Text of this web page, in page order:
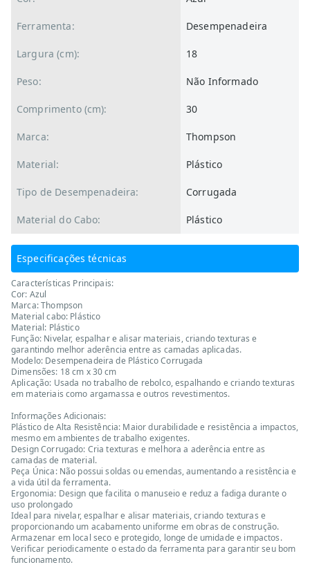
Ferramenta: Desempenadeira
Largura (cm): 18
Peso: Não Informado
Comprimento (cm): 30
Marca: Thompson
Material: Plástico
Tipo de Desempenadeira: Corrugada
Material do Cabo: Plástico
Especificações técnicas
Características Principais:
Cor: Azul
Marca: Thompson
Material cabo: Plástico
Material: Plástico
Função: Nivelar, espalhar e alisar materiais, criando texturas e
garantindo melhor aderência entre as camadas aplicadas.
Modelo: Desempenadeira de Plástico Corrugada
Dimensões: 18 cm x 30 cm
Aplicação: Usada no trabalho de rebolco, espalhando e criando texturas
em materiais como argamassa e outros revestimentos.
Informações Adicionais:
Plástico de Alta Resistência: Maior durabilidade e resistência a impactos,
mesmo em ambientes de trabalho exigentes.
Design Corrugado: Cria texturas e melhora a aderência entre as
camadas de material.
Peça Única: Não possui soldas ou emendas, aumentando a resistência e
a vida útil da ferramenta.
Ergonomia: Design que facilita o manuseio e reduz a fadiga durante o
uso prolongado
Ideal para nivelar, espalhar e alisar materiais, criando texturas e
proporcionando um acabamento uniforme em obras de construção.
Armazenar em local seco e protegido, longe de umidade e impactos.
Verificar periodicamente o estado da ferramenta para garantir seu bom
funcionamento.